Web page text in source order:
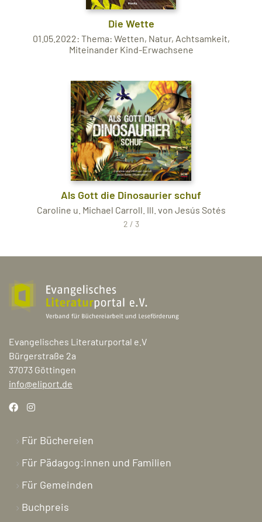
Die Wette
01.05.2022: Thema: Wetten, Natur, Achtsamkeit,
Miteinander Kind-Erwachsene
Als Gott die Dinosaurier schuf
Caroline u. Michael Carroll. Ill. von Jesús Sotés
2 / 3
Evangelisches Literaturportal e.V
Bürgerstraße 2a
37073 Göttingen
info@eliport.de
Für Büchereien
Für Pädagog:innen und Familien
Für Gemeinden
Buchpreis